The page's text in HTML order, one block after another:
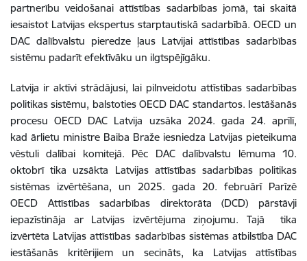
partnerību veidošanai attīstības sadarbības jomā, tai skaitā
iesaistot Latvijas ekspertus starptautiskā sadarbībā. OECD un
DAC dalībvalstu pieredze ļaus Latvijai attīstības sadarbības
sistēmu padarīt efektīvāku un ilgtspējīgāku.
Latvija ir aktīvi strādājusi, lai pilnveidotu attīstības sadarbības
politikas sistēmu, balstoties OECD DAC standartos. Iestāšanās
procesu OECD DAC Latvija uzsāka 2024. gada 24. aprīlī,
kad ārlietu ministre Baiba Braže iesniedza Latvijas pieteikuma
vēstuli dalībai komitejā. Pēc DAC dalībvalstu lēmuma 10.
oktobrī tika uzsākta Latvijas attīstības sadarbības politikas
sistēmas izvērtēšana, un 2025. gada 20. februārī Parīzē
OECD Attīstības sadarbības direktorāta (DCD) pārstāvji
iepazīstināja ar Latvijas izvērtējuma ziņojumu. Tajā tika
izvērtēta Latvijas attīstības sadarbības sistēmas atbilstība DAC
iestāšanās kritērijiem un secināts, ka Latvijas attīstības